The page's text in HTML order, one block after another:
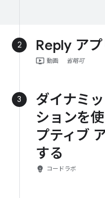
2 Reply ア
ondemand_video 動画 省略可
3
ダイナミ
ションを
プティブ
する
emoji_objects コードラボ